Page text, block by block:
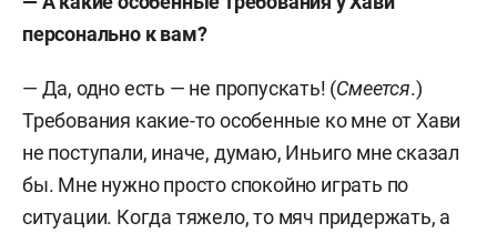
персонально к вам?
— Да, одно есть — не пропускать! (Смеется.)
Требования какие-то особенные ко мне от Хави
не поступали, иначе, думаю, Иньиго мне сказал
бы. Мне нужно просто спокойно играть по
ситуации. Когда тяжело, то мяч придержать, а